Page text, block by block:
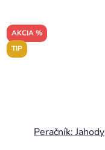
AKCIA %
TIP
Peračník: Jahody